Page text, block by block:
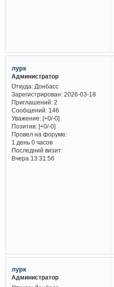
лурк
Администратор
Откуда:Донбасс
Зарегистрирован: 2026-03-18
Приглашений:2
Сообщений:146
Уважение: [+0/-0]
Позитив: [+0/-0]
Провел на форуме:
1 день 0 часов
Последний визит:
Вчера 13:31:56
лурк
Администратор